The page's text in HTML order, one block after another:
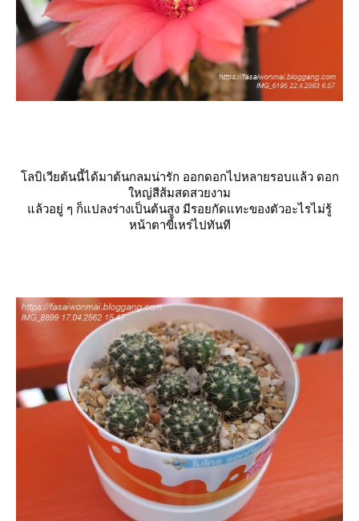
ลบิเวียต้นนี้ได้มาต้นกลมน่ารัก ออกดอกไปหลายรอบแล้ว ดอก
หญ่สีส้มสดสวยงาม
ล้วอยู่ ๆ ก็แปลงร่างเป็นต้นสูง มีรอยกัดแทะของตัวอะไรไม่รู้
หน้าตาขี้เหร่ไปทันที